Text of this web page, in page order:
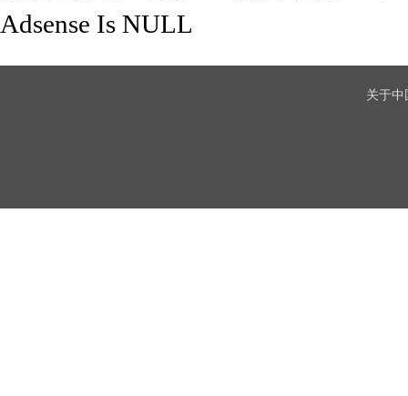
Adsense Is NULL
关于中